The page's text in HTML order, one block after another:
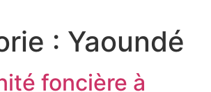
: Yaoundé
foncière à